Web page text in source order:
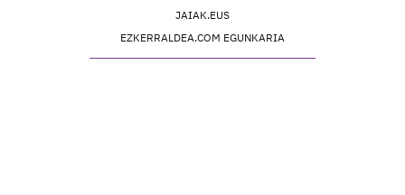
JAIAK.EUS
EZKERRALDEA.COM EGUNKARIA